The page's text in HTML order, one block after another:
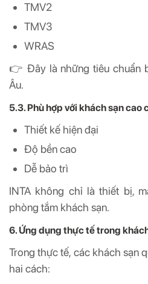
TMV2
TMV3
WRAS
👉 Đây là những tiêu chuẩn
Âu.
5.3. Phù hợp với khách sạn cao
Thiết kế hiện đại
Độ bền cao
Dễ bảo trì
INTA không chỉ là thiết bị,
phòng tắm khách sạn.
6. Ứng dụng thực tế trong
Trong thực tế, các khách sạn
hai cách: